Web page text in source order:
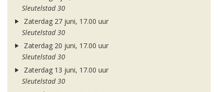
Sleutelstad 30
Zaterdag 27 juni, 17.00 uur
Sleutelstad 30
Zaterdag 20 juni, 17.00 uur
Sleutelstad 30
Zaterdag 13 juni, 17.00 uur
Sleutelstad 30